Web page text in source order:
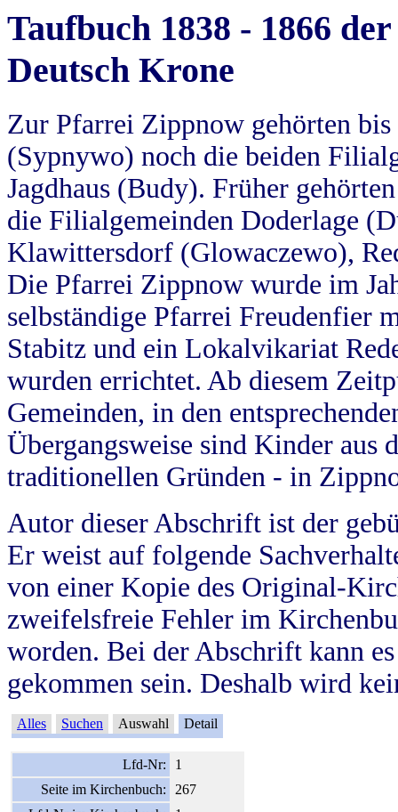
Taufbuch 1838 - 1866
Deutsch Krone
Zur Pfarrei Zippnow gehörten
(Sypnywo) noch die beiden
Jagdhaus (Budy). Früher
die Filialgemeinden Doderlage
Klawittersdorf (Glowaczewo),
Die Pfarrei Zippnow wurde im
selbständige Pfarrei Freudenfier
Stabitz und ein Lokalvikariat
wurden errichtet. Ab diesem
Gemeinden, in den
Übergangsweise sind Kinder aus
traditionellen Gründen - in
Autor dieser Abschrift ist der
Er weist auf folgende
von einer Kopie des Original-
zweifelsfreie Fehler im
worden. Bei der Abschrift kann
gekommen sein. Deshalb wird
Alles Suchen Auswahl Detail
Lfd-Nr:
1
Seite im Kirchenbuch:
267